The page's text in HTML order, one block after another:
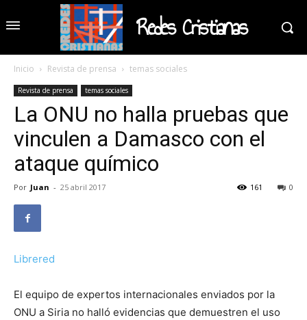
Redes Cristianas
Inicio Revista de prensa temas sociales
Revista de prensa temas sociales
La ONU no halla pruebas que
vinculen a Damasco con el
ataque químico
Por Juan - 25 abril 2017 0
161
Librered
El equipo de expertos internacionales enviados por la
ONU a Siria no halló evidencias que demuestren el uso